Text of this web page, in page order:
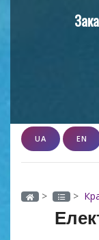
UA EN
> >